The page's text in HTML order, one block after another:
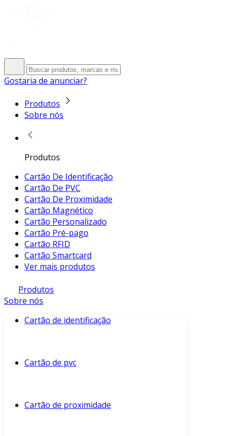
Gostaria de anunciar?
Produtos
Sobre nós
Produtos
Cartão De Identificação
Cartão De PVC
Cartão De Proximidade
Cartão Magnético
Cartão Personalizado
Cartão Pré-pago
Cartão RFID
Cartão Smartcard
Ver mais produtos
Produtos
Sobre nós
Cartão de identificação
Cartão de pvc
Cartão de proximidade